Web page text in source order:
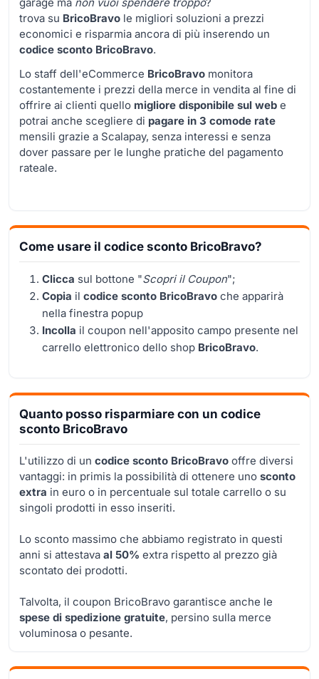
trova su BricoBravo le migliori soluzioni a prezzi
economici e risparmia ancora di più inserendo un
codice sconto BricoBravo.
Lo staff dell'eCommerce BricoBravo monitora
costantemente i prezzi della merce in vendita al fine di
offrire ai clienti quello migliore disponibile sul web e
potrai anche scegliere di pagare in 3 comode rate
mensili grazie a Scalapay, senza interessi e senza
dover passare per le lunghe pratiche del pagamento
rateale.
Come usare il codice sconto BricoBravo?
Clicca sul bottone "Scopri il Coupon";
Copia il codice sconto BricoBravo che apparirà
nella finestra popup
Incolla il coupon nell'apposito campo presente nel
carrello elettronico dello shop BricoBravo.
Quanto posso risparmiare con un codice
sconto BricoBravo
L'utilizzo di un codice sconto BricoBravo offre diversi
vantaggi: in primis la possibilità di ottenere uno sconto
extra in euro o in percentuale sul totale carrello o su
singoli prodotti in esso inseriti.
Lo sconto massimo che abbiamo registrato in questi
anni si attestava al 50% extra rispetto al prezzo già
scontato dei prodotti.
Talvolta, il coupon BricoBravo garantisce anche le
spese di spedizione gratuite, persino sulla merce
voluminosa o pesante.